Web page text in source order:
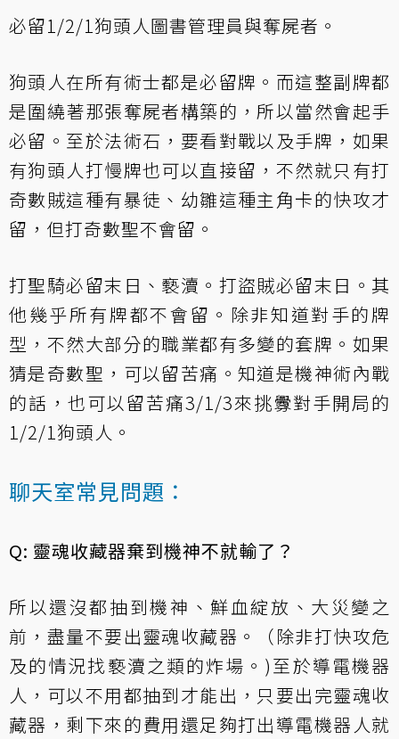
必留1/2/1狗頭人圖書管理員與奪屍者。
狗頭人在所有術士都是必留牌。而這整副牌都
是圍繞著那張奪屍者構築的，所以當然會起手
必留。至於法術石，要看對戰以及手牌，如果
有狗頭人打慢牌也可以直接留，不然就只有打
奇數賊這種有暴徒、幼雛這種主角卡的快攻才
留，但打奇數聖不會留。
打聖騎必留末日、褻瀆。打盜賊必留末日。其
他幾乎所有牌都不會留。除非知道對手的牌
型，不然大部分的職業都有多變的套牌。如果
猜是奇數聖，可以留苦痛。知道是機神術內戰
的話，也可以留苦痛3/1/3來挑釁對手開局的
1/2/1狗頭人。
聊天室常見問題：
Q: 靈魂收藏器棄到機神不就輸了？
所以還沒都抽到機神、鮮血綻放、大災變之
前，盡量不要出靈魂收藏器。（除非打快攻危
及的情況找褻瀆之類的炸場。)至於導電機器
人，可以不用都抽到才能出，只要出完靈魂收
藏器，剩下來的費用還足夠打出導電機器人就